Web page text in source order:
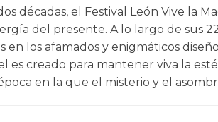
décadas, el Festival León Vive la
del presente. A lo largo de sus
en los afamados y enigmáticos
es creado para mantener viva la
en la que el misterio y el